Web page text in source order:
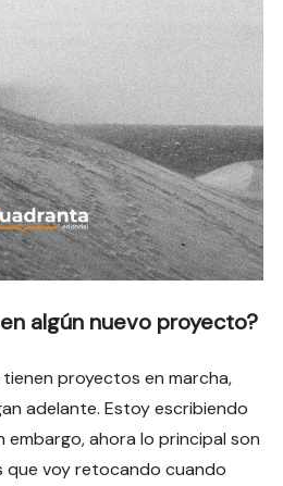
algún nuevo proyecto?
tienen proyectos en marcha,
adelante. Estoy escribiendo
embargo, ahora lo principal son
que voy retocando cuando